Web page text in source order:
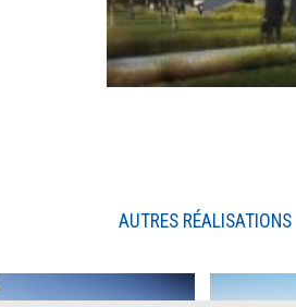
AUTRES RÉALISATIONS